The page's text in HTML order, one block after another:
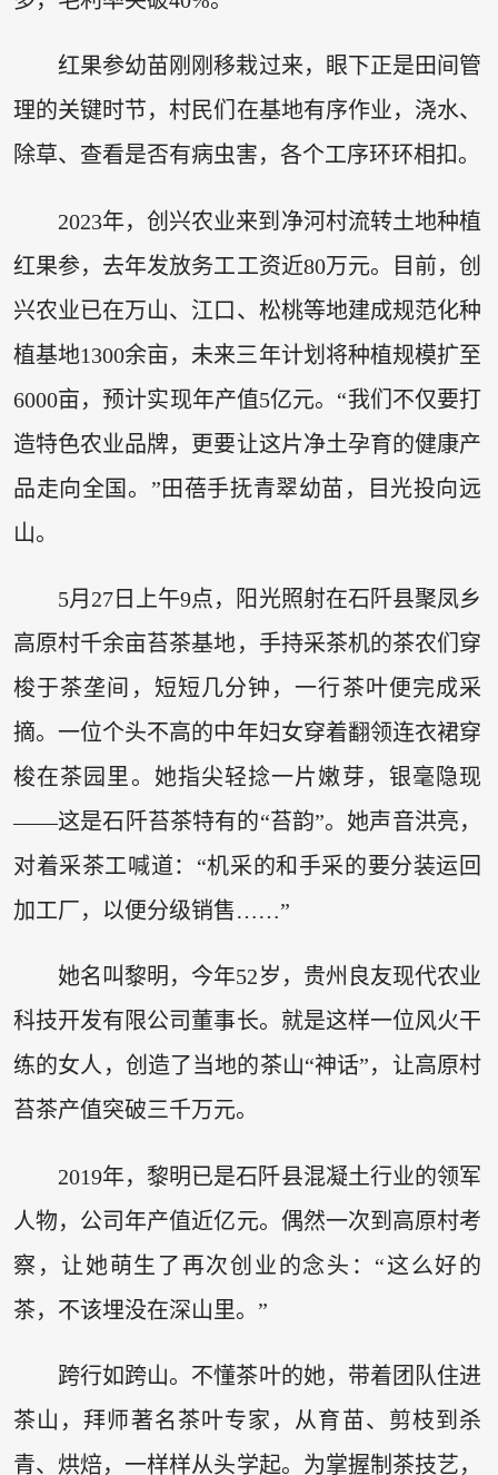
红果参幼苗刚刚移栽过来，眼下正是田间管
理的关键时节，村民们在基地有序作业，浇水、
除草、查看是否有病虫害，各个工序环环相扣。
2023年，创兴农业来到净河村流转土地种植
红果参，去年发放务工工资近80万元。目前，创
兴农业已在万山、江口、松桃等地建成规范化种
植基地1300余亩，未来三年计划将种植规模扩至
6000亩，预计实现年产值5亿元。“我们不仅要打
造特色农业品牌，更要让这片净土孕育的健康产
品走向全国。”田蓓手抚青翠幼苗，目光投向远
山。
5月27日上午9点，阳光照射在石阡县聚凤乡
高原村千余亩苔茶基地，手持采茶机的茶农们穿
梭于茶垄间，短短几分钟，一行茶叶便完成采
摘。一位个头不高的中年妇女穿着翻领连衣裙穿
梭在茶园里。她指尖轻捻一片嫩芽，银毫隐现
——这是石阡苔茶特有的“苔韵”。她声音洪亮，
对着采茶工喊道：“机采的和手采的要分装运回
加工厂，以便分级销售……”
她名叫黎明，今年52岁，贵州良友现代农业
科技开发有限公司董事长。就是这样一位风火干
练的女人，创造了当地的茶山“神话”，让高原村
苔茶产值突破三千万元。
2019年，黎明已是石阡县混凝土行业的领军
人物，公司年产值近亿元。偶然一次到高原村考
察，让她萌生了再次创业的念头：“这么好的
茶，不该埋没在深山里。”
跨行如跨山。不懂茶叶的她，带着团队住进
茶山，拜师著名茶叶专家，从育苗、剪枝到杀
青、烘焙，一样样从头学起。为掌握制茶技艺，